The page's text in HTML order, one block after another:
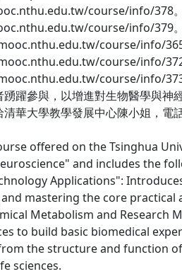
course/info/378。
course/info/379。
course/info/365
course/info/372
course/info/373
躍參與，以增進對生物醫學與神
華大學教學發展中心陳小姐，
offered on the Tsinghua
and includes the
Applications":
mastering the core
Metabolism and Research
to build basic biomedical
the structure and function
sciences.